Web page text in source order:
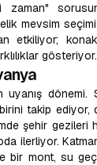
mevsim
etkiliyor;
gösteriyor.
uyanış dönemi.
takip
şehir gezileri
ilerliyor.
bir mont, su